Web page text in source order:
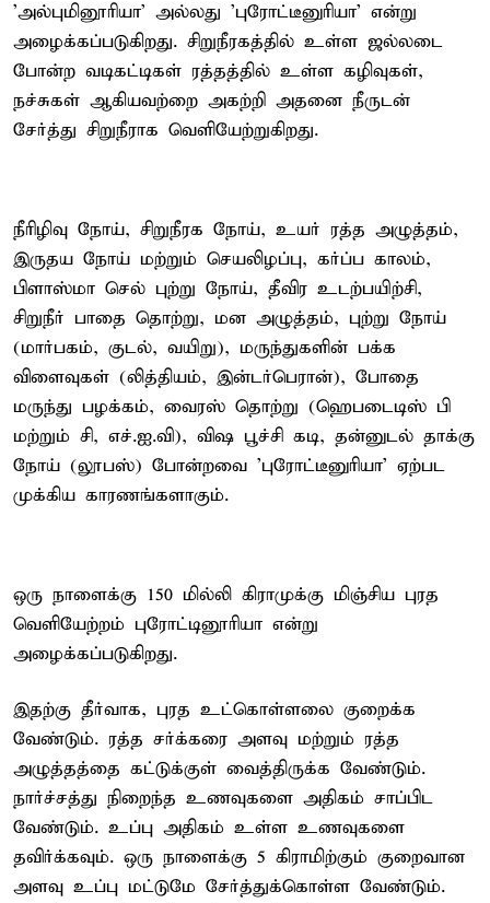
'அல்புமினூரியா' அல்லது 'புரோட்டீனுரியா' என்று
அழைக்கப்படுகிறது. சிறுநீரகத்தில் உள்ள ஜல்லடை
போன்ற வடிகட்டிகள் ரத்தத்தில் உள்ள கழிவுகள்,
நச்சுகள் ஆகியவற்றை அகற்றி அதனை நீருடன்
சேர்த்து சிறுநீராக வெளியேற்றுகிறது.
நீரிழிவு நோய், சிறுநீரக நோய், உயர் ரத்த அழுத்தம்,
இருதய நோய் மற்றும் செயலிழப்பு, கர்ப்ப காலம்,
பிளாஸ்மா செல் புற்று நோய், தீவிர உடற்பயிற்சி,
சிறுநீர் பாதை தொற்று, மன அழுத்தம், புற்று நோய்
(மார்பகம், குடல், வயிறு), மருந்துகளின் பக்க
விளைவுகள் (லித்தியம், இன்டர்பெரான்), போதை
மருந்து பழக்கம், வைரஸ் தொற்று (ஹெபடைடிஸ் பி
மற்றும் சி, எச்.ஐ.வி), விஷ பூச்சி கடி, தன்னுடல் தாக்கு
நோய் (லூபஸ்) போன்றவை 'புரோட்டீனுரியா' ஏற்பட
முக்கிய காரணங்களாகும்.
ஒரு நாளைக்கு 150 மில்லி கிராமுக்கு மிஞ்சிய புரத
வெளியேற்றம் புரோட்டினூரியா என்று
அழைக்கப்படுகிறது.
இதற்கு தீர்வாக, புரத உட்கொள்ளலை குறைக்க
வேண்டும். ரத்த சர்க்கரை அளவு மற்றும் ரத்த
அழுத்தத்தை கட்டுக்குள் வைத்திருக்க வேண்டும்.
நார்ச்சத்து நிறைந்த உணவுகளை அதிகம் சாப்பிட
வேண்டும். உப்பு அதிகம் உள்ள உணவுகளை
தவிர்க்கவும். ஒரு நாளைக்கு 5 கிராமிற்கும் குறைவான
அளவு உப்பு மட்டுமே சேர்த்துக்கொள்ள வேண்டும்.